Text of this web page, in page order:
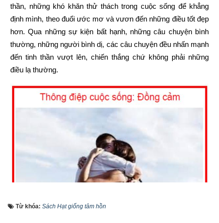
thần, những khó khăn thử thách trong cuộc sống để khẳng
định mình, theo đuổi ước mơ và vươn đến những điều tốt đẹp
hơn. Qua những sự kiện bất hạnh, những câu chuyện bình
thường, những người bình dị, các câu chuyện đều nhấn mạnh
đến tinh thần vượt lên, chiến thắng chứ không phải những
điều lạ thường.
Từ khóa: Sách Hạt giống tâm hồn